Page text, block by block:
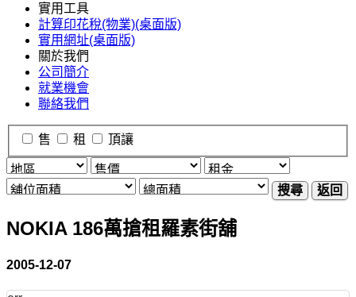
實用工具
計算印花稅(物業)(桌面版)
實用網址(桌面版)
關於我們
公司簡介
就業機會
聯絡我們
售 租 頂讓
搜尋 返回
NOKIA 186萬搶租羅素街舖
2005-12-07